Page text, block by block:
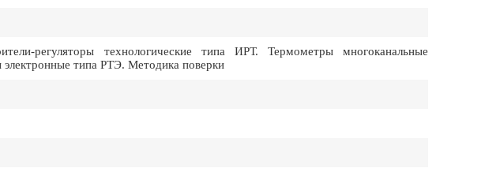
регуляторы технологические типа ИРТ. Термометры многоканальные
типа РТЭ. Методика поверки